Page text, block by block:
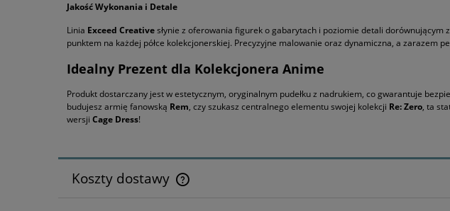
Jakość Wykonania i Detale
Linia Exceed Creativesłynie z oferowania figurek o gabarytach i poziomie detali dorównującym
punktem na każdej półce kolekcjonerskiej. Precyzyjne malowanie oraz dynamiczna, a zarazem
Idealny Prezent dla Kolekcjonera Anime
Produkt dostarczany jest w estetycznym, oryginalnym pudełku z nadrukiem, co gwarantuje
budujesz armię fanowską Rem, czy szukasz centralnego elementu swojej kolekcji Re: Zero, ta
wersji Cage Dress!
Koszty dostawy